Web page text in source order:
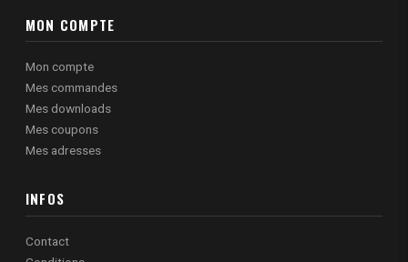
MON COMPTE
Mon compte
Mes commandes
Mes downloads
Mes coupons
Mes adresses
INFOS
Contact